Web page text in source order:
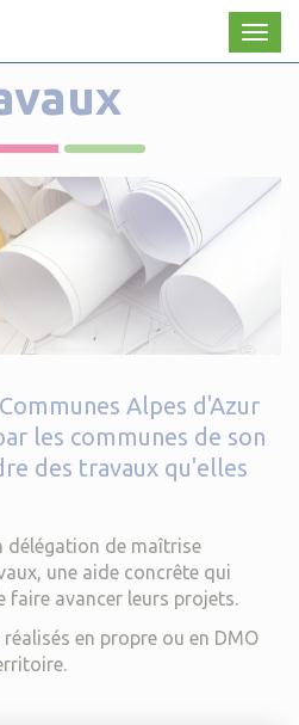
Alpes d'Azur
les communes de son
des travaux qu'elles
délégation de maîtrise
une aide concrête qui
faire avancer leurs projets.
en propre ou en DMO